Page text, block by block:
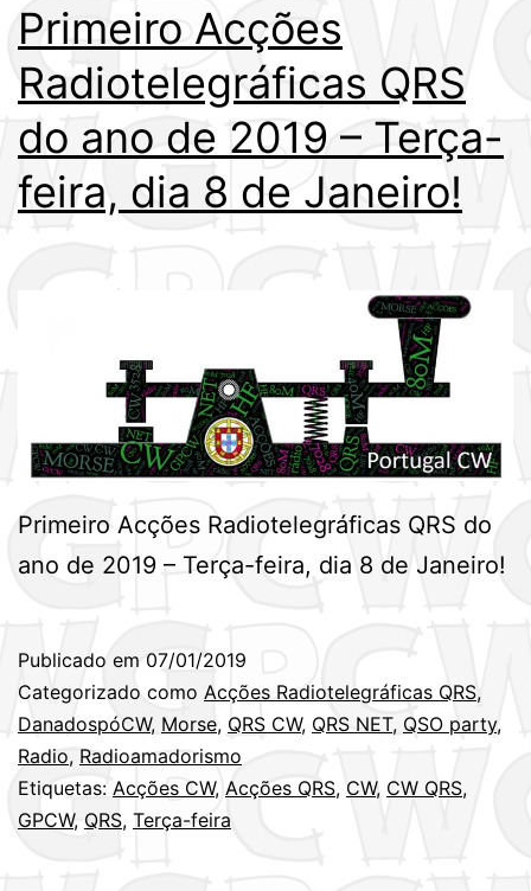
Primeiro Acções
Radiotelegráficas QRS
do ano de 2019 – Terça-
feira, dia 8 de Janeiro!
Primeiro Acções Radiotelegráficas QRS do
ano de 2019 – Terça-feira, dia 8 de Janeiro!
Publicado em 07/01/2019
Categorizado como Acções Radiotelegráficas QRS,
DanadospóCW, Morse, QRS CW, QRS NET, QSO party,
Radio, Radioamadorismo
Etiquetas: Acções CW, Acções QRS, CW, CW QRS,
GPCW, QRS, Terça-feira